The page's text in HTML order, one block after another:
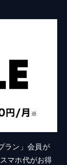
ラン」会員が
マホ代がお得